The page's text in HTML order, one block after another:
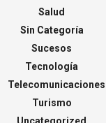
Salud
Sin Categoría
Sucesos
Tecnología
Telecomunicaciones
Turismo
Uncategorized